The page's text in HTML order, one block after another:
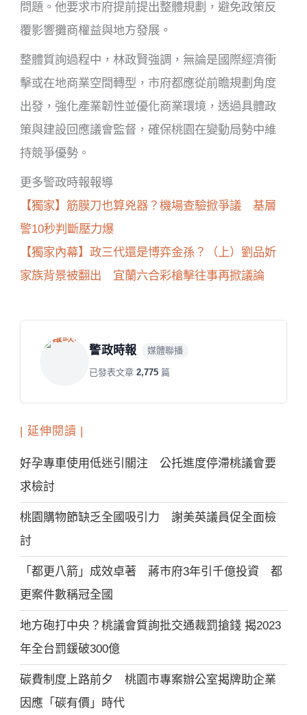
問題。他要求市府提前提出整體規劃，避免政策反
覆影響攤商權益與地方發展。
整體質詢過程中，林政賢強調，無論是國際經濟衝
擊或在地商業空間轉型，市府都應從前瞻規劃角度
出發，強化產業韌性並優化商業環境，透過具體政
策與建設回應議會監督，確保桃園在變動局勢中維
持競爭優勢。
更多警政時報報導
【獨家】筋膜刀也算兇器？機場查驗掀爭議 基層
警10秒判斷壓力爆
【獨家內幕】政三代還是博弈金孫？（上）劉品妡
家族背景被翻出 宜蘭六合彩槍擊往事再掀議論
警政時報 媒體聯播
已發表文章2,775 篇
| 延伸閱讀 |
好孕專車使用低迷引關注 公托進度停滯桃議會要
求檢討
桃園購物節缺乏全國吸引力 謝美英議員促全面檢
討
「都更八箭」成效卓著 蔣市府3年引千億投資 都
更案件數稱冠全國
地方砲打中央？桃議會質詢批交通裁罰搶錢 揭2023
年全台罰鍰破300億
碳費制度上路前夕 桃園市專案辦公室揭牌助企業
因應「碳有價」時代